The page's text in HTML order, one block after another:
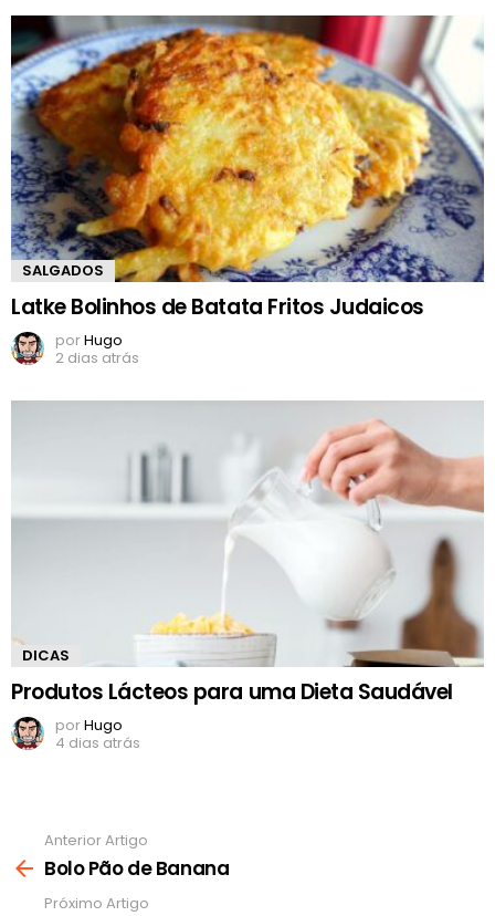
SALGADOS
Latke Bolinhos de Batata Fritos Judaicos
porHugo
2 dias atrás
DICAS
Produtos Lácteos para uma Dieta Saudável
porHugo
4 dias atrás
mais
Anterior Artigo
Bolo Pão de Banana
Próximo Artigo